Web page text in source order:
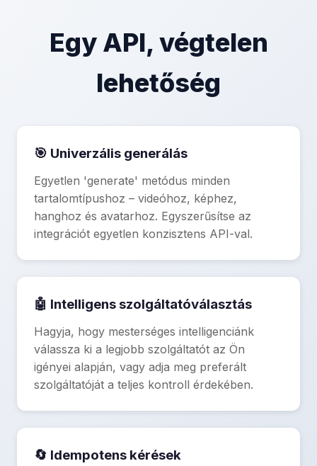
Egy API, végtelen
lehetőség
🎯 Univerzális generálás
Egyetlen 'generate' metódus minden
tartalomtípushoz – videóhoz, képhez,
hanghoz és avatarhoz. Egyszerűsítse az
integrációt egyetlen konzisztens API-val.
🤖 Intelligens szolgáltatóválasztás
Hagyja, hogy mesterséges intelligenciánk
válassza ki a legjobb szolgáltatót az Ön
igényei alapján, vagy adja meg preferált
szolgáltatóját a teljes kontroll érdekében.
🔄 Idempotens kérések